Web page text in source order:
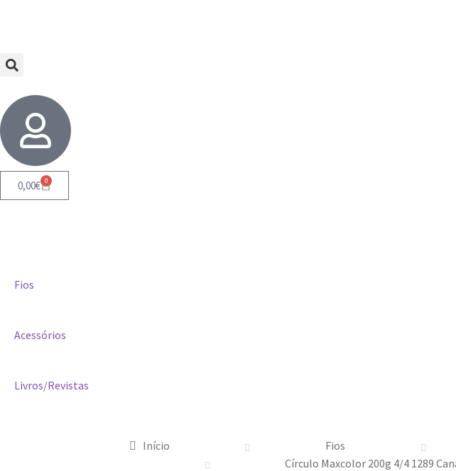
0,00€ 0
Fios
Acessórios
Livros/Revistas
Início Fios
Círculo Maxcolor 200g 4/4 1289